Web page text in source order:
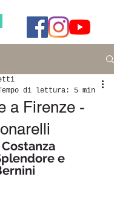
a Firenze -
di lettura: 5 min
e